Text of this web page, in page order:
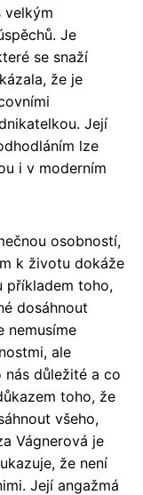
velkým
Je
se snaží
že je
Její
lze
i v moderním
osobností,
k životu dokáže
příkladem toho,
dosáhnout
nemusíme
ale
nás důležité a co
toho, že
všeho,
Vágnerová je
že není
Její angažmá